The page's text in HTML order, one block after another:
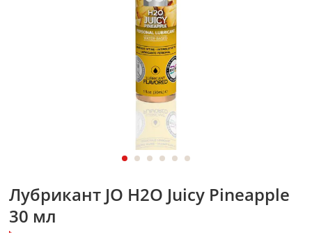
Лубрикант JO H2O Juicy Pineapple
30 мл